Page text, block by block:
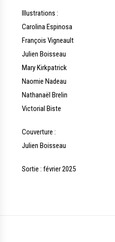
Illustrations :
Carolina Espinosa
François Vigneault
Julien Boisseau
Mary Kirkpatrick
Naomie Nadeau
Nathanaël Brelin
Victorial Biste
Couverture :
Julien Boisseau
Sortie : février 2025